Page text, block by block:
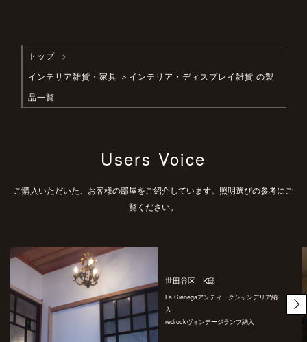
トップ
インテリア雑貨・家具 ＞インテリア・ディスプレイ雑貨 の製
品一覧
Users Voice
ご購入いただいた、お客様の部屋をご紹介しています。照明選びの参考にご
覧ください。
世田谷区 K邸
La Cienegaアンティークシャンデリア納
入
redrockヴィンテージランプ納入